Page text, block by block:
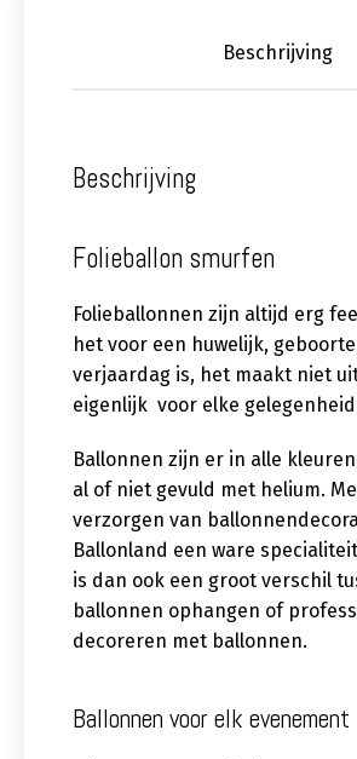
Beschrijving
Beschrijving
Folieballon smurfen
Folieballonnen zijn altijd erg
het voor een huwelijk,
verjaardag is, het maakt niet
eigenlijk voor elke
Ballonnen zijn er in alle
al of niet gevuld met helium.
verzorgen van
Ballonland een ware
is dan ook een groot verschil
ballonnen ophangen of
decoreren met ballonnen.
Ballonnen voor elk evenement